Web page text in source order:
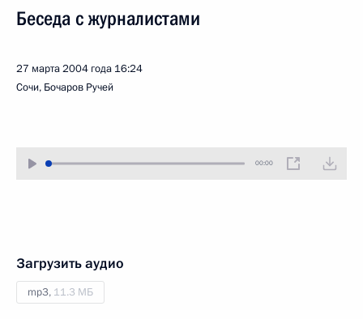
Беседа с журналистами
27 марта 2004 года 16:24
Сочи, Бочаров Ручей
00:00
Загрузить аудио
mp3, 11.3 МБ